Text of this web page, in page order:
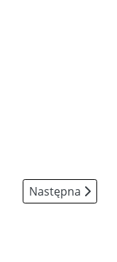
Następna
Następna